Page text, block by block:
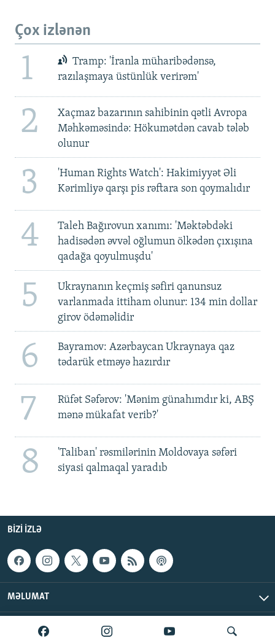
Çox izlənən
1
Tramp: 'İranla müharibədənsə,
razılaşmaya üstünlük verirəm'
2
Xaçmaz bazarının sahibinin qətli Avropa
Məhkəməsində: Hökumətdən cavab tələb
olunur
3
'Human Rights Watch': Hakimiyyət Əli
Kərimliyə qarşı pis rəftara son qoymalıdır
4
Taleh Bağırovun xanımı: 'Məktəbdəki
hadisədən əvvəl oğlumun ölkədən çıxışına
qadağa qoyulmuşdu'
5
Ukraynanın keçmiş səfiri qanunsuz
varlanmada ittiham olunur: 134 min dollar
girov ödəməlidir
6
Bayramov: Azərbaycan Ukraynaya qaz
tədarük etməyə hazırdır
7
Rüfət Səfərov: 'Mənim günahımdır ki, ABŞ
mənə mükafat verib?'
8
'Taliban' rəsmilərinin Moldovaya səfəri
siyasi qalmaqal yaradıb
BIZI IZLƏ
MƏLUMAT
AzadlıqRadiosu © 2026 Inc. | Bütün hüquqlar qorunur